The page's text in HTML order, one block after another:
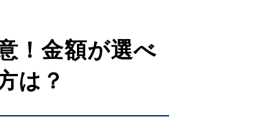
！金額が選べ
は？